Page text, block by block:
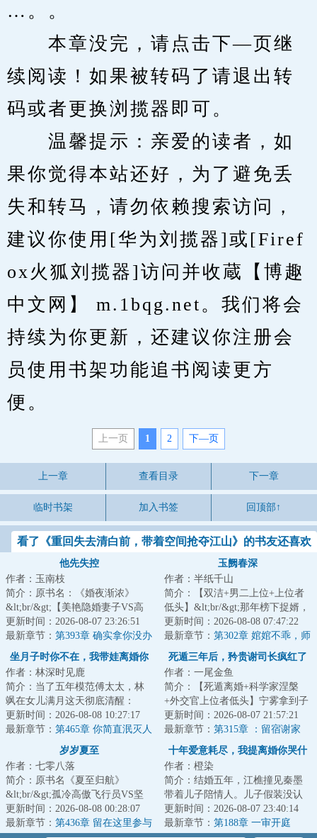
…。。
本章没完，请点击下—页继
续阅读！如果被转码了请退出转
码或者更换浏揽器即可。
温馨提示：亲爱的读者，如
果你觉得本站还好，为了避免丢
失和转马，请勿依赖搜索访问，
建议你使用[华为刘揽器]或[Firef
ox火狐刘揽器]访问并收蔵【博趣
中文网】 m.1bqg.net。我们将会
持续为你更新，还建议你注册会
员使用书架功能追书阅读更方
便。
上一页 1 2 下—页
上一章 查看目录 下一章
临时书架 加入书签 回顶部↑
看了《重回失去清白前，带着空间抢夺江山》的书友还喜欢
他先失控
作者：玉南枝
简介：原书名：《婚夜渐浓》
&lt;br/&gt;【美艳隐婚妻子VS高
冷权贵人夫】&lt;br/&gt;【久别重
逢，追妻火葬...
更新时间：2026-08-07 23:26:51
最新章节： 第393章 确实拿你没办
法
玉阙春深
作者：半纸千山
简介：【双洁+男二上位+上位者
低头】&lt;br/&gt;那年榜下捉婿，
柳韫玉遥遥一指，点中了一无所
有的清贫书...
更新时间：2026-08-08 07:47:22
最新章节： 第302章 婠婠不乖，师
叔要罚你了
坐月子时你不在，我带娃离婚你
哭什么
作者：林深时见鹿
简介：当了五年模范傅太太，林
飒在女儿满月这天彻底清醒：
&lt;br/&gt;丈夫傅砚辞把极致呵护
全给了白月光...
更新时间：2026-08-08 10:27:17
最新章节： 第465章 你简直泯灭人
死遁三年后，矜贵谢司长疯红了
眼
作者：一尾金鱼
简介：【死遁离婚+科学家涅槃
+外交官上位者低头】宁雾拿到子
宫癌诊断书那天，撞破丈夫陪她
亲姐姐产检。她...
更新时间：2026-08-07 21:57:21
最新章节： 第315章 ：留宿谢家
岁岁夏至
作者：七零八落
简介：原书名《夏至归航》
&lt;br/&gt;孤冷高傲飞行员VS坚
韧励志法语翻译
&lt;br/&gt;&lt;br/&gt;大二那年...
更新时间：2026-08-08 00:28:07
最新章节： 第436章 留在这里参与
十年爱意耗尽，我提离婚你哭什
作者：橙染
简介：结婚五年，江樵撞见秦墨
带着儿子陪情人。儿子假装没认
出她，秦墨对她不屑一顾。江樵
看着光鲜亮丽的...
更新时间：2026-08-07 23:40:14
最新章节： 第188章 一审开庭